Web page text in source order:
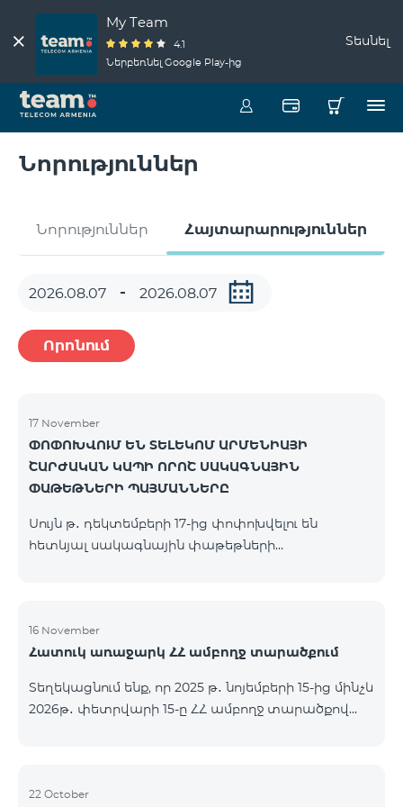
My Team
4.1
Ներբեռնել Google Play-ից
Տեսնել
Նորություններ
Նորություններ Հայտարարություններ
Որոնում
17 November
ՓՈՓՈԽՎՈՒՄ ԵՆ ՏԵԼԵԿՈՄ ԱՐՄԵՆԻԱՅԻ
ՇԱՐԺԱԿԱՆ ԿԱՊԻ ՈՐՈՇ ՍԱԿԱԳՆԱՅԻՆ
ՓԱԹԵԹՆԵՐԻ ՊԱՅՄԱՆՆԵՐԸ
Սույն թ․ դեկտեմբերի 17-ից փոփոխվելու են
հետևյալ սակագնային փաթեթների
նախկին 2000 դրամի փոխարեն։ Բաժանորդները
կստանան 600 րոպե դեպի ՀՀ բոլոր ցանցեր, ԱՄՆ,
փոխարեն և 14 ԳԲ ինտերնետ` նախկին 7 ԳԲ-ի
փոխարեն։ Կանխավճարային «Be Free 3000»
16 November
Հատուկ առաջարկ ՀՀ ամբողջ տարածքում
Տեղեկացնում ենք, որ 2025 թ․ նոյեմբերի 15-ից մինչև
2026թ․ փետրվարի 15-ը ՀՀ ամբողջ տարածքով
9900 մարզային և ԿՈՄԲՈ 4 9900 փաթեթները`
22 October